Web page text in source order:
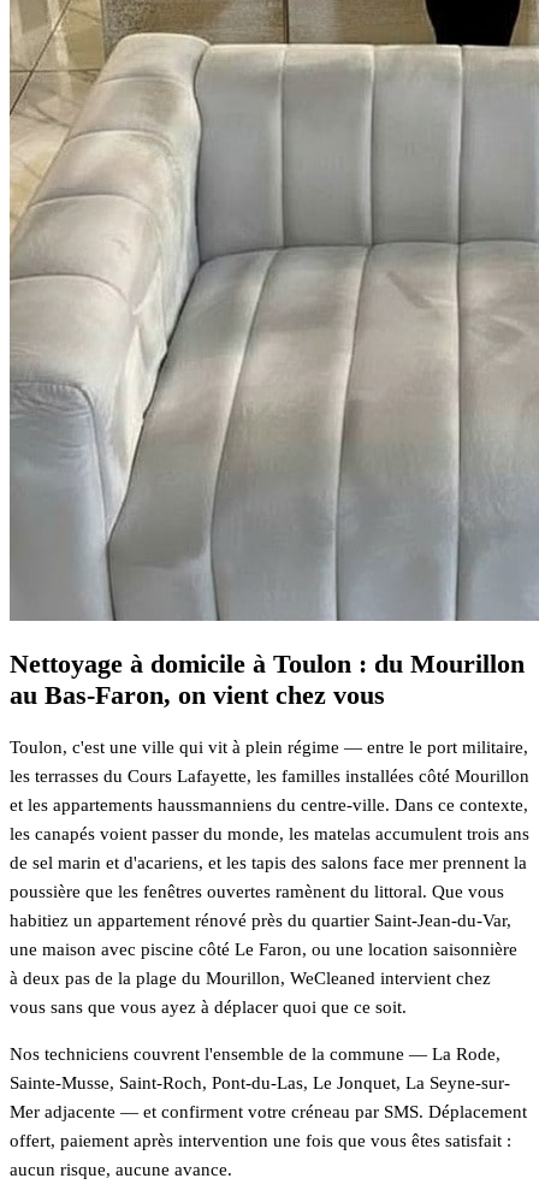
Nettoyage à domicile à Toulon : du Mourillon
au Bas-Faron, on vient chez vous
Toulon, c'est une ville qui vit à plein régime — entre le port militaire,
les terrasses du Cours Lafayette, les familles installées côté Mourillon
et les appartements haussmanniens du centre-ville. Dans ce contexte,
les canapés voient passer du monde, les matelas accumulent trois ans
de sel marin et d'acariens, et les tapis des salons face mer prennent la
poussière que les fenêtres ouvertes ramènent du littoral. Que vous
habitiez un appartement rénové près du quartier Saint-Jean-du-Var,
une maison avec piscine côté Le Faron, ou une location saisonnière
à deux pas de la plage du Mourillon, WeCleaned intervient chez
vous sans que vous ayez à déplacer quoi que ce soit.
Nos techniciens couvrent l'ensemble de la commune — La Rode,
Sainte-Musse, Saint-Roch, Pont-du-Las, Le Jonquet, La Seyne-sur-
Mer adjacente — et confirment votre créneau par SMS. Déplacement
offert, paiement après intervention une fois que vous êtes satisfait :
aucun risque, aucune avance.